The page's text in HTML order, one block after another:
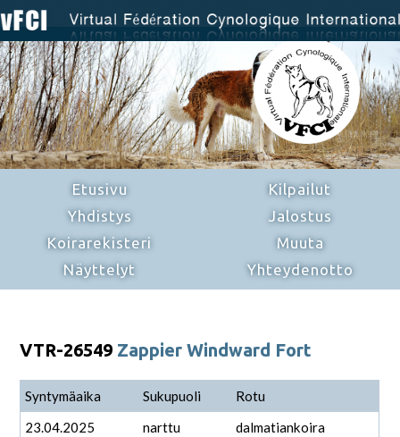
Etusivu
Yhdistys
Koirarekisteri
Näyttelyt
Kilpailut
Jalostus
Muuta
Yhteydenotto
VTR-26549 Zappier Windward Fort
Syntymäaika Sukupuoli
Rotu
23.04.2025
narttu
dalmatiankoira